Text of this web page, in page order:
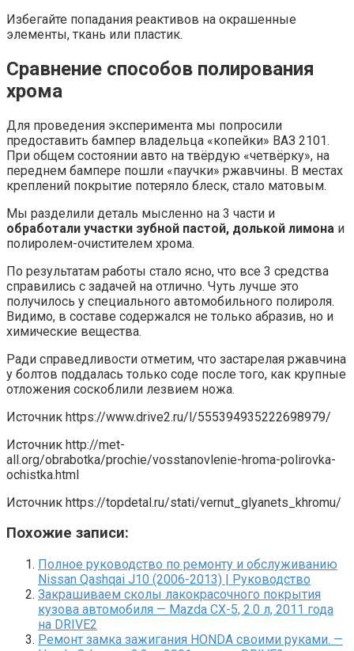
Избегайте попадания реактивов на окрашенные
элементы, ткань или пластик.
Сравнение способов полирования
хрома
Для проведения эксперимента мы попросили
предоставить бампер владельца «копейки» ВАЗ 2101.
При общем состоянии авто на твёрдую «четвёрку», на
переднем бампере пошли «паучки» ржавчины. В местах
креплений покрытие потеряло блеск, стало матовым.
Мы разделили деталь мысленно на 3 части и
обработали участки зубной пастой, долькой лимона и
полиролем-очистителем хрома.
По результатам работы стало ясно, что все 3 средства
справились с задачей на отлично. Чуть лучше это
получилось у специального автомобильного полироля.
Видимо, в составе содержался не только абразив, но и
химические вещества.
Ради справедливости отметим, что застарелая ржавчина
у болтов поддалась только соде после того, как крупные
отложения соскоблили лезвием ножа.
Источник https://www.drive2.ru/l/555394935222698979/
Источник http://met-
all.org/obrabotka/prochie/vosstanovlenie-hroma-polirovka-
ochistka.html
Источник https://topdetal.ru/stati/vernut_glyanets_khromu/
Похожие записи:
Полное руководство по ремонту и обслуживанию
Nissan Qashqai J10 (2006-2013) | Руководство
Закрашиваем сколы лакокрасочного покрытия
кузова автомобиля — Mazda CX-5, 2.0 л, 2011 года
на DRIVE2
Ремонт замка зажигания HONDA своими руками. —